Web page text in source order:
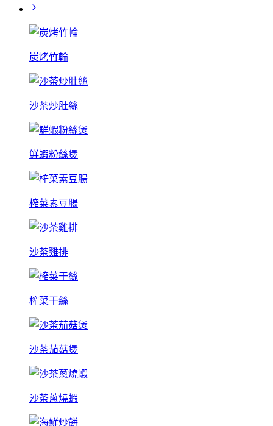
炭烤竹輪
沙茶炒肚絲
鮮蝦粉絲煲
榨菜素豆腸
沙茶雞排
榨菜干絲
沙茶茄菇煲
沙茶蔥燒蝦